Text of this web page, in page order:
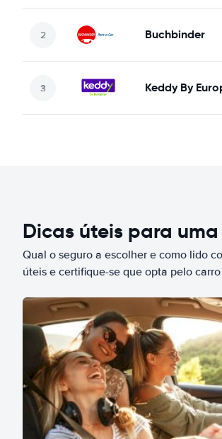
Buchbinder
Keddy By
Dicas úteis para
Qual o seguro a escolher e como lido
úteis e certifique-se que opta pelo